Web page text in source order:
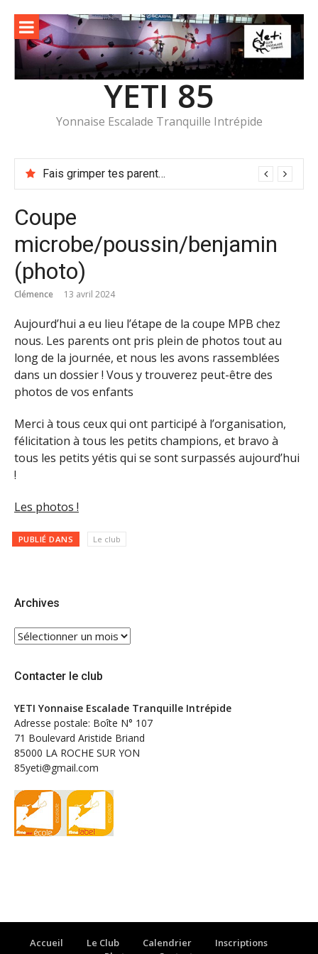
contenu
YETI 85
Yonnaise Escalade Tranquille Intrépide
Fais grimper tes parents (à l’Assemblée Générale) !
Coupe
microbe/poussin/benjamin
(photo)
Clémence 13 avril 2024
Aujourd’hui a eu lieu l’étape de la coupe MPB chez
nous. Les parents ont pris plein de photos tout au
long de la journée, et nous les avons rassemblées
dans un dossier ! Vous y trouverez peut-être des
photos de vos enfants
Merci à tous ceux qui ont participé à l’organisation,
félicitation à tous les petits champions, et bravo à
tous les petits yétis qui se sont surpassés aujourd’hui
!
Les photos !
PUBLIÉ DANS Le club
Archives
Archives
Contacter le club
YETI Yonnaise Escalade Tranquille Intrépide
Adresse postale: Boîte N° 107
71 Boulevard Aristide Briand
85000 LA ROCHE SUR YON
85yeti@gmail.com
Accueil Le Club Calendrier
Inscriptions